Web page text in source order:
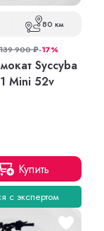
80 км
139 900₽-17%
Syccyba
Mini 52v
Купить
с экспертом